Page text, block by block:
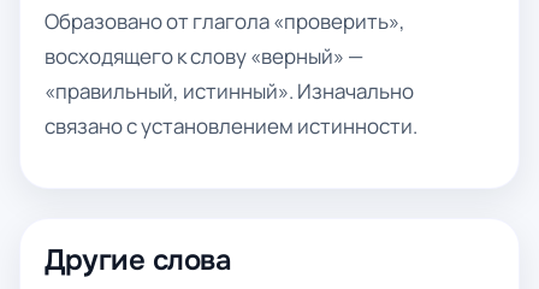
Образовано от глагола «проверить»,
восходящего к слову «верный» —
«правильный, истинный». Изначально
связано с установлением истинности.
Другие слова